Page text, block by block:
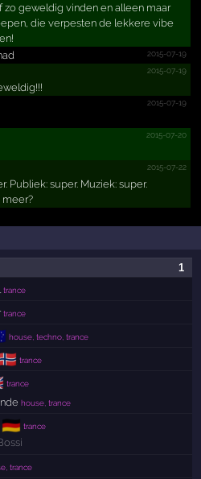
zo geweldig vinden en alleen maar
die verpesten de lekkere vibe
2015-07-19
2015-07-19
2015-07-19
2015-07-20
2015-07-22
Publiek: super. Muziek: super.
meer?
1
trance
trance
house, techno, trance
trance
trance
house, trance
🇩🇪 trance
trance